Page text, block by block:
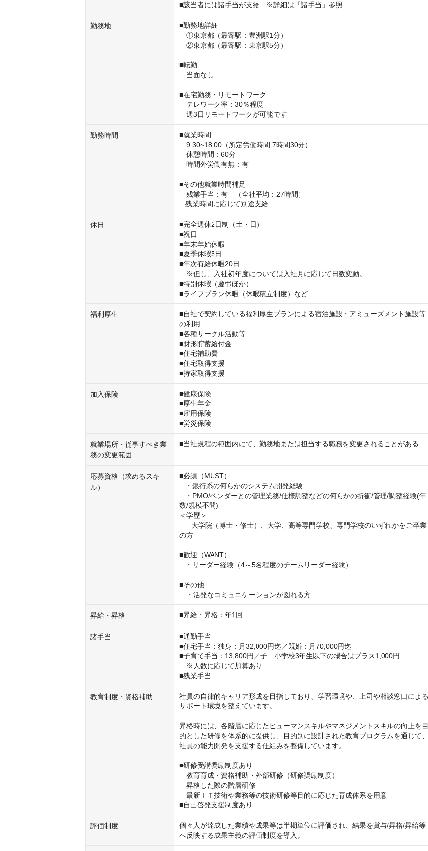
■該当者には諸手当が支給　※詳細は「諸手当」参照
勤務地
■勤務地詳細
①東京都（最寄駅：豊洲駅1分）
②東京都（最寄駅：東京駅5分）
■転勤
当面なし
■在宅勤務・リモートワーク
テレワーク率：30％程度
週3日リモートワークが可能です
勤務時間
■就業時間
9:30~18:00（所定労働時間 7時間30分）
休憩時間：60分
時間外労働有無：有
■その他就業時間補足
残業手当：有　（全社平均：27時間）
   残業時間に応じて別途支給
休日
■完全週休2日制（土・日）
■祝日
■年末年始休暇
■夏季休暇5日
■年次有給休暇20日
※但し、入社初年度については入社月に応じて日数変動。
■特別休暇（慶弔ほか）
■ライフプラン休暇（休暇積立制度）など
福利厚生
■自社で契約している福利厚生プランによる宿泊施設・アミューズメント施設等
の利用
■各種サークル活動等
■財形貯蓄給付金
■住宅補助費
■住宅取得支援
■持家取得支援
加入保険
■健康保険
■厚生年金
■雇用保険
■労災保険
就業場所・従事すべき業
務の変更範囲
■当社規程の範囲内にて、勤務地または担当する職務を変更されることがある
応募資格（求めるスキ
ル）
■必須（MUST）
数/規模不問)
＜学歴＞
の方
■歓迎（WANT）
■その他
・活発なコミュニケーションが図れる方
昇給・昇格 ■昇給・昇格：年1回
諸手当
■通勤手当
■住宅手当：独身：月32,000円迄／既婚：月70,000円迄
■子育て手当：13,800円／子　小学校3年生以下の場合はプラス1,000円
※人数に応じて加算あり
■残業手当
教育制度・資格補助
社員の自律的キャリア形成を目指しており、学習環境や、上司や相談窓口による
サポート環境を整えています。
昇格時には、各階層に応じたヒューマンスキルやマネジメントスキルの向上を目
的とした研修を体系的に提供し、目的別に設計された教育プログラムを通じて、
社員の能力開発を支援する仕組みを整備しています。
■研修受講奨励制度あり
教育育成・資格補助・外部研修（研修奨励制度）
昇格した際の階層研修
最新ＩＴ技術や業務等の技術研修等目的に応じた育成体系を用意
■自己啓発支援制度あり
評価制度
個々人が達成した業績や成果等は半期単位に評価され、結果を賞与/昇格/昇給等
へ反映する成果主義の評価制度を導入。